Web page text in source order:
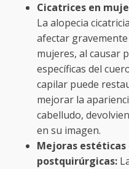
Cicatrices en
La alopecia
afectar
mujeres, al causar
específicas del
capilar puede
mejorar la
cabelludo,
en su imagen.
Mejoras estéticas
postquirúrgicas: